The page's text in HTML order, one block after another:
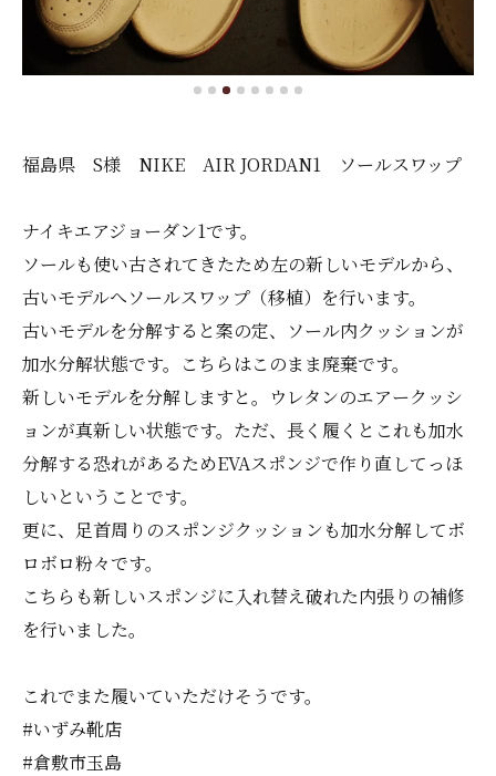
福島県 S様 NIKE AIR JORDAN1 ソールスワップ
ナイキエアジョーダン1です。
ソールも使い古されてきたため左の新しいモデルから、
古いモデルへソールスワップ（移植）を行います。
古いモデルを分解すると案の定、ソール内クッションが
加水分解状態です。こちらはこのまま廃棄です。
新しいモデルを分解しますと。ウレタンのエアークッシ
ョンが真新しい状態です。ただ、長く履くとこれも加水
分解する恐れがあるためEVAスポンジで作り直してっほ
しいということです。
更に、足首周りのスポンジクッションも加水分解してボ
ロボロ粉々です。
こちらも新しいスポンジに入れ替え破れた内張りの補修
を行いました。
これでまた履いていただけそうです。
#いずみ靴店
#倉敷市玉島